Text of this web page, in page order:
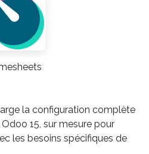
la configuration complète
15, sur mesure pour
les besoins spécifiques de